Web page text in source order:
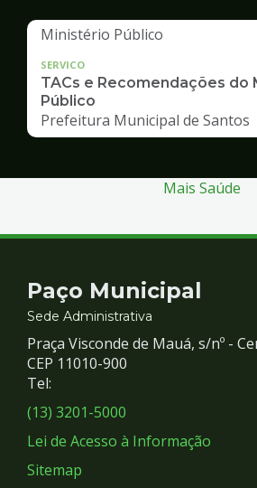
SERVICO
TACs e Recomendações do
Público
Prefeitura Municipal de Santos
Mais Saúde
Contato
e
Redes
Sociais
Paço Municipal
Sede Administrativa
Praça Visconde de Mauá, s/nº -
CEP 11010-900
Tel:
(13) 3201-5000
Lei de Acesso à Informação
Sitemap